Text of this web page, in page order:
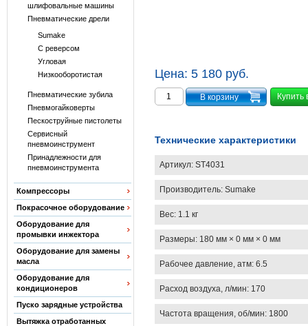
шлифовальные машины
Пневматические дрели
Sumake
С реверсом
Угловая
Низкооборотистая
Пневматические зубила
Пневмогайковерты
Пескоструйные пистолеты
Сервисный
пневмоинструмент
Принадлежности для
пневмоинструмента
Компрессоры
Покрасочное оборудование
Оборудование для
промывки инжектора
Оборудование для замены
масла
Оборудование для
кондиционеров
Пуско зарядные устройства
Вытяжка отработанных
Цена: 5 180 руб.
Купить
Технические характеристики
Артикул: ST4031
Производитель: Sumake
Вес: 1.1 кг
Размеры: 180 мм × 0 мм × 0 мм
Рабочее давление, атм: 6.5
Расход воздуха, л/мин: 170
Частота вращения, об/мин: 1800